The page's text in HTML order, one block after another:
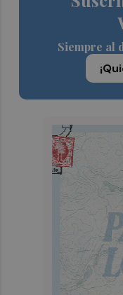
Siempre al